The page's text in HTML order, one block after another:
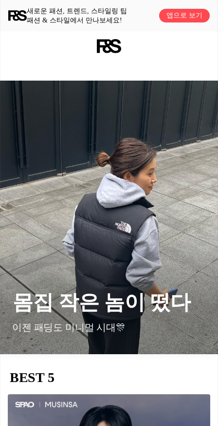
새로운 패션, 트렌드, 스타일링 팁
패션 & 스타일에서 만나보세요!
앱으로 보기
몸집 작은 놈이 떴다
이젠 패딩도 미니멀 시대🎊
BEST 5